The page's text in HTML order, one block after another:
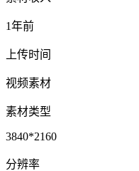
1年前
上传时间
视频素材
素材类型
3840*2160
分辨率